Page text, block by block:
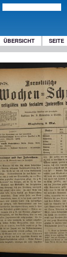
ÜBERSICHT SEITE